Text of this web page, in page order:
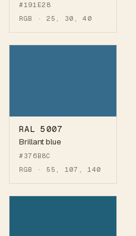
#191E28
RGB · 25, 30, 40
RAL 5007
Brillant blue
#376B8C
RGB · 55, 107, 140